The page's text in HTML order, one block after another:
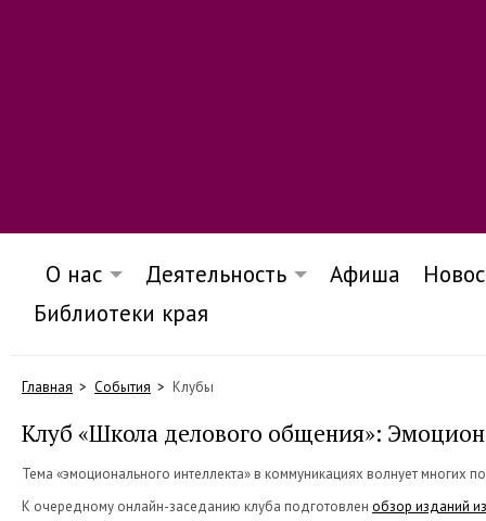
О нас Деятельность Афиша
Библиотеки края
Главная События Клубы
Клуб «Школа делового общения»:
Тема «эмоционального интеллекта» в коммуникациях волнует многих
К очередному онлайн-заседанию клуба подготовлен обзор изданий